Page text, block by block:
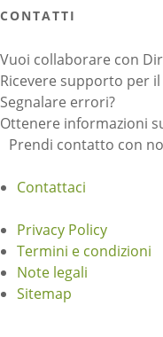
CONTATTI
Vuoi collaborare con
Ricevere supporto per
Segnalare errori?
Ottenere informazioni
Prendi contatto con
Contattaci
Privacy Policy
Termini e condizioni
Note legali
Sitemap